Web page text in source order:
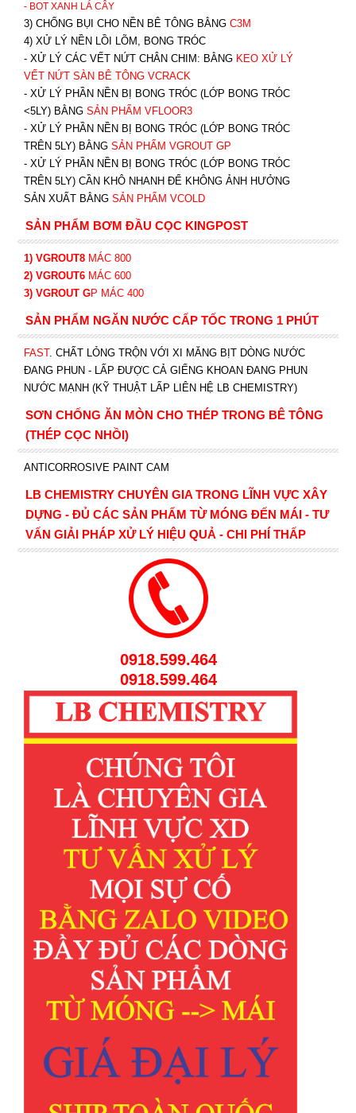
- BOT XANH LÁ CÂY
3) CHỐNG BỤI CHO NỀN BÊ TÔNG BẰNG C3M
4) XỬ LÝ NỀN LỒI LÕM, BONG TRÓC
- XỬ LÝ CÁC VẾT NỨT CHÂN CHIM: BẰNG KEO XỬ LÝ
VẾT NỨT SÀN BÊ TÔNG VCRACK
- XỬ LÝ PHẦN NỀN BỊ BONG TRÓC (LỚP BONG TRÓC
<5LY) BẰNG SẢN PHẨM VFLOOR3
- XỬ LÝ PHẦN NỀN BỊ BONG TRÓC (LỚP BONG TRÓC
TRÊN 5LY) BẰNG SẢN PHẨM VGROUT GP
- XỬ LÝ PHẦN NỀN BỊ BONG TRÓC (LỚP BONG TRÓC
TRÊN 5LY) CẦN KHÔ NHANH ĐỂ KHÔNG ẢNH HƯỞNG
SẢN XUẤT BẰNG SẢN PHẨM VCOLD
SẢN PHẨM BƠM ĐẦU CỌC KINGPOST
1) VGROUT8 MÁC 800
2) VGROUT6MÁC 600
3) VGROUT GP MÁC 400
SẢN PHẨM NGĂN NƯỚC CẤP TỐC TRONG 1 PHÚT
FAST. CHẤT LỎNG TRỘN VỚI XI MĂNG BỊT DÒNG NƯỚC
ĐANG PHUN - LẤP ĐƯỢC CẢ GIẾNG KHOAN ĐANG PHUN
NƯỚC MẠNH (KỸ THUẬT LẤP LIÊN HỆ LB CHEMISTRY)
SƠN CHỐNG ĂN MÒN CHO THÉP TRONG BÊ TÔNG
(THÉP CỌC NHỒI)
ANTICORROSIVE PAINT CAM
LB CHEMISTRY CHUYÊN GIA TRONG LĨNH VỰC XÂY
DỰNG - ĐỦ CÁC SẢN PHẨM TỪ MÓNG ĐẾN MÁI - TƯ
VẤN GIẢI PHÁP XỬ LÝ HIỆU QUẢ - CHI PHÍ THẤP
0918.599.464
0918.599.464